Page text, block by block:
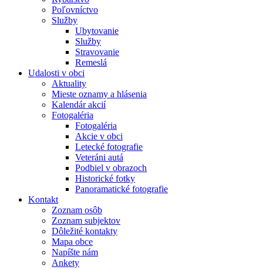
Poľovníctvo
Služby
Ubytovanie
Služby
Stravovanie
Remeslá
Udalosti v obci
Aktuality
Mieste oznamy a hlásenia
Kalendár akcií
Fotogaléria
Fotogaléria
Akcie v obci
Letecké fotografie
Veteráni autá
Podbiel v obrazoch
Historické fotky
Panoramatické fotografie
Kontakt
Zoznam osôb
Zoznam subjektov
Dôležité kontakty
Mapa obce
Napíšte nám
Ankety